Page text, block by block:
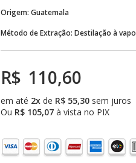
Origem: Guatemala
Método de Extração: Destilação à
R$ 110,60
em até 2x de R$ 55,30 sem juros
Ou R$ 105,07 à vista no PIX